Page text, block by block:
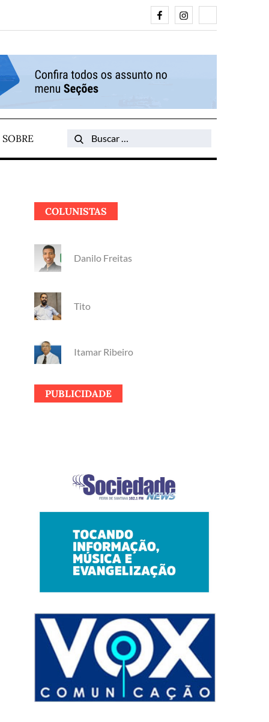
FacebookInstagram
SOBRE
Search
Search
COLUNISTAS
Danilo Freitas
Tito
Itamar Ribeiro
PUBLICIDADE